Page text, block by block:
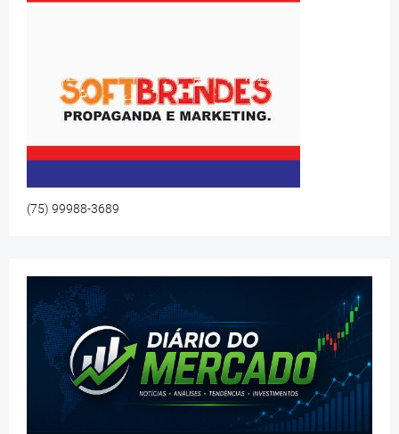
(75) 99988-3689